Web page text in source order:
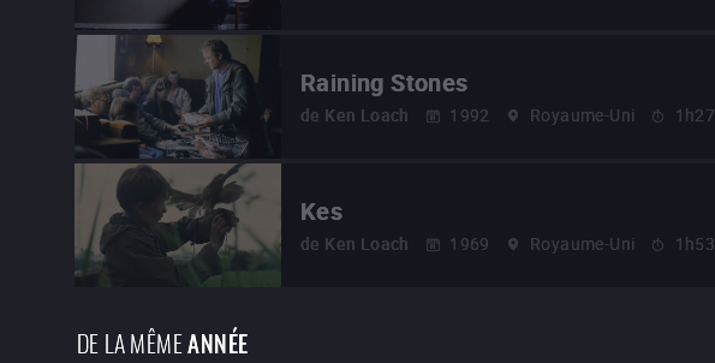
Raining Stones
de Ken Loach 1992 Royaume-Uni 1h27
Kes
de Ken Loach 1969 Royaume-Uni 1h53
DE LA MÊMEANNÉE